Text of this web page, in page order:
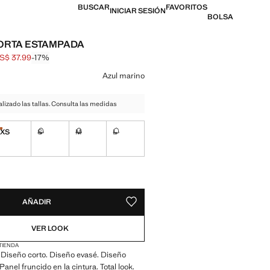
BUSCARINICIAR SESIÓNFAVORITOS
BOLSA
ESTAMPADA
[US$ 45.99 ]
[US$ 37.99 ]
37.99-17%
color
Azul marino
las tallas. Consulta las medidas
XS
¡Últimas unidades!
S M L
AÑADIR GUARDAR COMO FAVORITO
VER LOOK
corto. Diseño evasé. Diseño
fruncido en la cintura. Total look.